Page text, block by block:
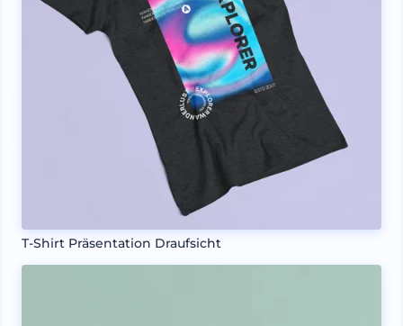
T-Shirt Präsentation Draufsicht